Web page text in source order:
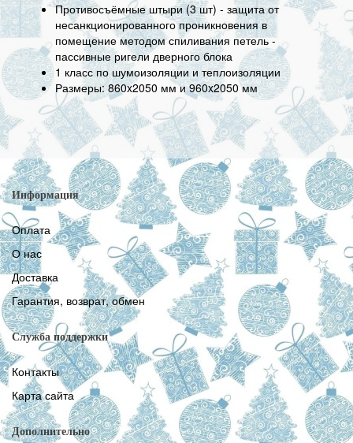
Противосъёмные штыри (3 шт) - защита от
несанкционированного проникновения в
помещение методом спиливания петель -
пассивные ригели дверного блока
1 класс по шумоизоляции и теплоизоляции
Размеры: 860x2050 мм и 960x2050 мм
Информация
Оплата
О нас
Доставка
Гарантия, возврат, обмен
Служба поддержки
Контакты
Карта сайта
Дополнительно